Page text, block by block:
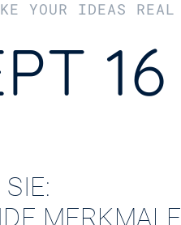
YOUR IDEAS REAL
16
MERKMALE